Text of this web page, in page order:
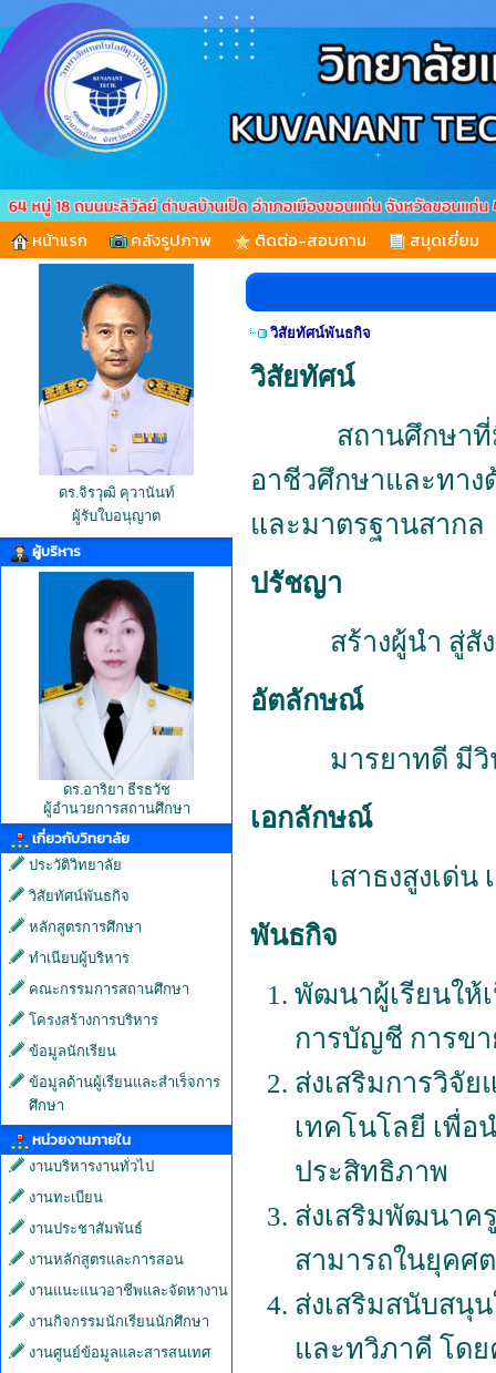
หน้าแรก คลังรูปภาพ ติดต่อ-สอบถาม สมุดเยี่ยม
ดร.จิรวุฒิ คุวานันท์
ผู้รับใบอนุญาต
ผู้บริหาร
ดร.อาริยา ธีรธวัช
ผู้อำนวยการสถานศึกษา
เกี่ยวกับวิทยาลัย
ประวัติวิทยาลัย
วิสัยทัศน์พันธกิจ
หลักสูตรการศึกษา
ทำเนียบผู้บริหาร
คณะกรรมการสถานศึกษา
โครงสร้างการบริหาร
ข้อมูลนักเรียน
ข้อมูลด้านผู้เรียนและสำเร็จการ
ศึกษา
หน่วยงานภายใน
งานบริหารงานทั่วไป
งานทะเบียน
งานประชาสัมพันธ์
งานหลักสูตรและการสอน
งานแนะแนวอาชีพและจัดหางาน
งานกิจกรรมนักเรียนนักศึกษา
งานศูนย์ข้อมูลและสารสนเทศ
วิสัยทัศน์พันธกิจ
วิสัยทัศน์
สถานศึกษาที่มี
อาชีวศึกษาและทา
และมาตรฐานสากล
ปรัชญา
สร้างผู้นำ สู่สั
อัตลักษณ์
มารยาทดี มี
เอกลักษณ์
เสาธงสูงเด่น
พันธกิจ
พัฒนาผู้เรียนให้
การบัญชี การข
ส่งเสริมการวิจั
เทคโนโลยี เพื่อ
ประสิทธิภาพ
ส่งเสริมพัฒนาค
สามารถในยุคศ
ส่งเสริมสนับสนุ
และทวิภาคี โด